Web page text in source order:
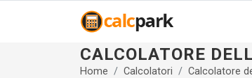
CALCOLATORE
Home Calcolatori Calcolatore